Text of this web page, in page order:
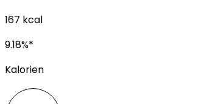
167 kcal
9.18%*
Kalorien